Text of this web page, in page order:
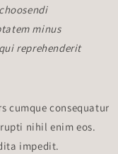
minus
reprehenderit
cumque consequatur
nihil enim eos.
impedit.